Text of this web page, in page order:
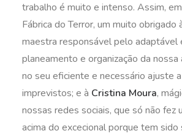
trabalho é muito e intenso. Assim,
Fábrica do Terror, um muito obrigado
maestra responsável pelo adaptável
planeamento e organização da nossa
no seu eficiente e necessário ajuste
imprevistos; e à Cristina Moura,
nossas redes sociais, que só não fez
acima do excecional porque tem